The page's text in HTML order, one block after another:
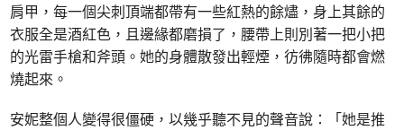
肩甲，每一個尖刺頂端都帶有一些紅熱的餘燼，身上其餘的
衣服全是酒紅色，且邊緣都磨損了，腰帶上則別著一把小把
的光雷手槍和斧頭。她的身體散發出輕煙，彷彿隨時都會燃
燒起來。
安妮整個人變得很僵硬，以幾乎聽不見的聲音說：「她是推